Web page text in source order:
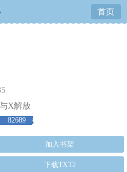
首页
X解放
82689
加入书架
下载TXT2